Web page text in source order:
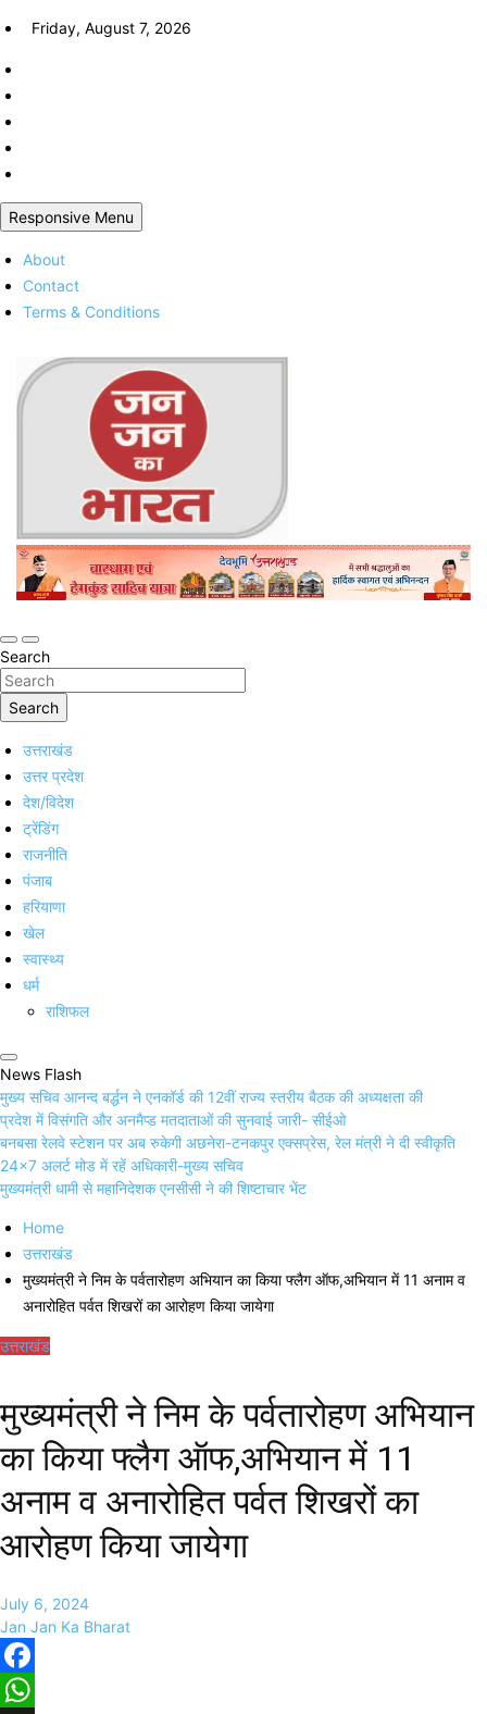
Skip
content
Friday, August 7, 2026
Responsive Menu
About
Contact
Terms & Conditions
Jan Jan Ka Bharat
Online Trending Hindi News Website
Search
Search
उत्तराखंड
उत्तर प्रदेश
देश/विदेश
ट्रेंडिंग
राजनीति
पंजाब
हरियाणा
खेल
स्वास्थ्य
धर्म
राशिफल
News Flash
मुख्य सचिव आनन्द बर्द्धन ने एनकॉर्ड की 12वीं राज्य स्तरीय बैठक की अध्यक्षता की
प्रदेश में विसंगति और अनमैप्ड मतदाताओं की सुनवाई जारी- सीईओ
बनबसा रेलवे स्टेशन पर अब रुकेगी अछनेरा-टनकपुर एक्सप्रेस, रेल मंत्री ने दी स्वीकृति
24×7 अलर्ट मोड में रहें अधिकारी-मुख्य सचिव
मुख्यमंत्री धामी से महानिदेशक एनसीसी ने की शिष्टाचार भेंट
Home
उत्तराखंड
मुख्यमंत्री ने निम के पर्वतारोहण अभियान का किया फ्लैग ऑफ,अभियान में 11 अनाम व
अनारोहित पर्वत शिखरों का आरोहण किया जायेगा
उत्तराखंड
मुख्यमंत्री ने निम के पर्वतारोहण अभियान
का किया फ्लैग ऑफ,अभियान में 11
अनाम व अनारोहित पर्वत शिखरों का
आरोहण किया जायेगा
July 6, 2024
Jan Jan Ka Bharat
Facebook